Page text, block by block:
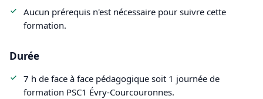
Aucun prérequis n'est nécessaire pour suivre cette
formation.
Durée
7 h de face à face pédagogique soit 1 journée de
formation PSC1 Évry-Courcouronnes.